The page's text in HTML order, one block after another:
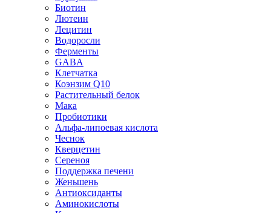
Биотин
Лютеин
Лецитин
Водоросли
Ферменты
GABA
Клетчатка
Коэнзим Q10
Растительный белок
Мака
Пробиотики
Альфа-липоевая кислота
Чеснок
Кверцетин
Сереноя
Поддержка печени
Женьшень
Антиоксиданты
Аминокислоты